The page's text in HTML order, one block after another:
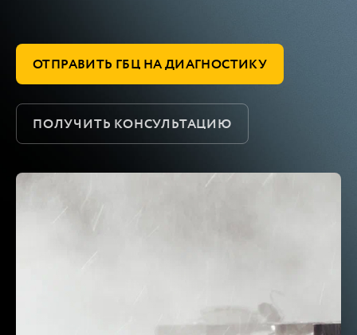
ОТПРАВИТЬ ГБЦ НА ДИАГНОСТИКУ
ПОЛУЧИТЬ КОНСУЛЬТАЦИЮ